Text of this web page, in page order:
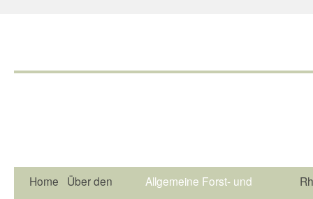
Home
Über den
Allgemeine Forst- und